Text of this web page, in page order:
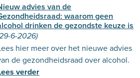
advies van de
waarom geen
drinken de gezondste keuze is
6-2026)
hier meer over het nieuwe advies
de gezondheidsraad over alcohol.
verder